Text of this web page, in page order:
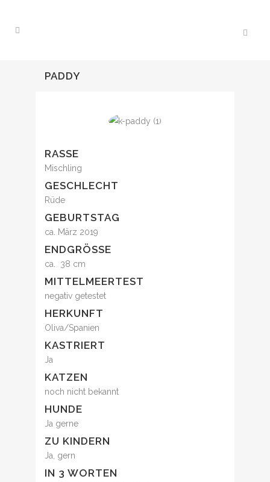
PADDY
RASSE
Mischling
GESCHLECHT
Rüde
GEBURTSTAG
ca. März 2019
ENDGRÖSSE
ca. 38 cm
MITTELMEERTEST
negativ getestet
HERKUNFT
Oliva/Spanien
KASTRIERT
Ja
KATZEN
noch nicht bekannt
HUNDE
Ja gerne
ZU KINDERN
Ja, gern
IN 3 WORTEN